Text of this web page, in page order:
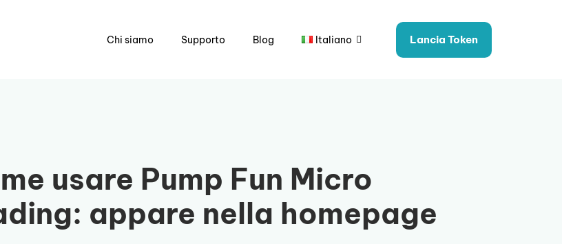
Chi siamo Supporto Blog Italiano Lancia Token
usare Pump Fun Micro
appare nella homepage